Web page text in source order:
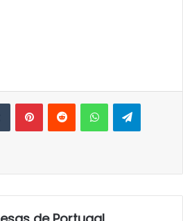
TumblrPinterestReddit WhatsApp